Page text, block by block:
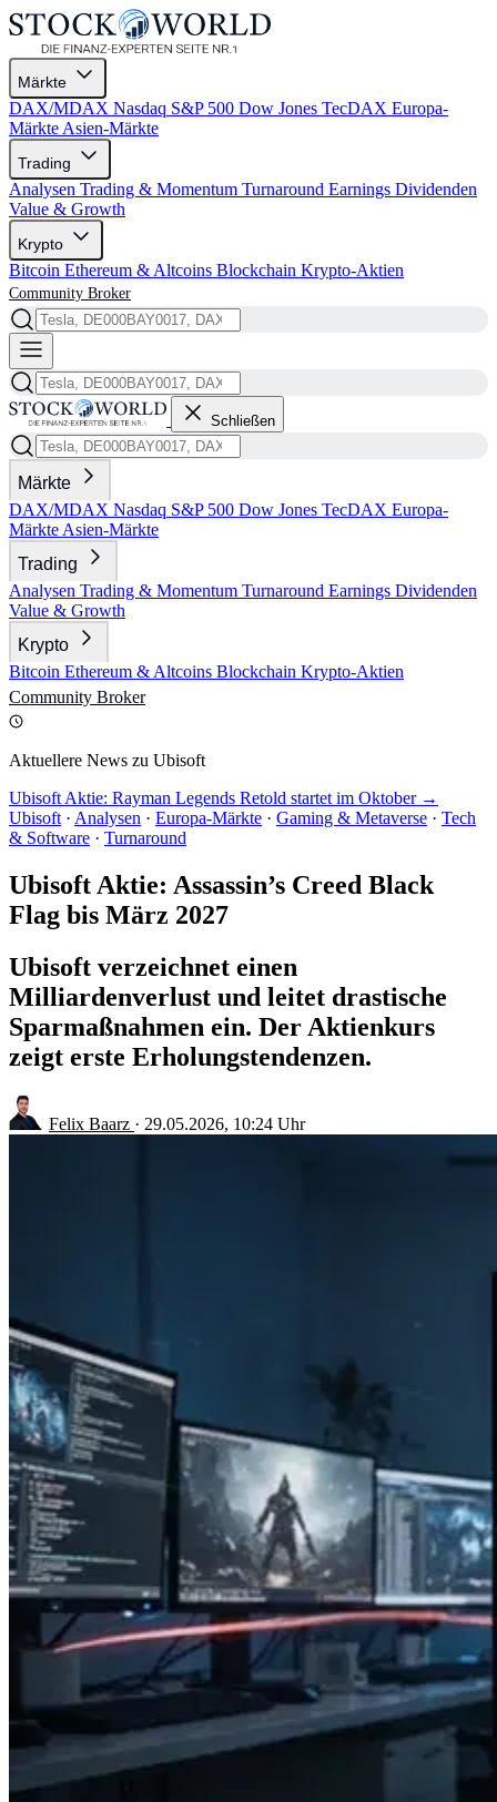
Märkte
DAX/MDAX Nasdaq S&P 500 Dow Jones TecDAX Europa-
Märkte Asien-Märkte
Trading
Analysen Trading & Momentum Turnaround Earnings Dividenden
Value & Growth
Krypto
Bitcoin Ethereum & Altcoins Blockchain Krypto-Aktien
Community Broker
Schließen
Märkte
DAX/MDAX Nasdaq S&P 500 Dow Jones TecDAX Europa-
Märkte Asien-Märkte
Trading
Analysen Trading & Momentum Turnaround Earnings Dividenden
Value & Growth
Krypto
Bitcoin Ethereum & Altcoins Blockchain Krypto-Aktien
Community Broker
Aktuellere News zu Ubisoft
Ubisoft Aktie: Rayman Legends Retold startet im Oktober →
Ubisoft · Analysen · Europa-Märkte · Gaming & Metaverse · Tech
& Software · Turnaround
Ubisoft Aktie: Assassin’s Creed Black
Flag bis März 2027
Ubisoft verzeichnet einen
Milliardenverlust und leitet drastische
Sparmaßnahmen ein. Der Aktienkurs
zeigt erste Erholungstendenzen.
Felix Baarz · 29.05.2026, 10:24 Uhr